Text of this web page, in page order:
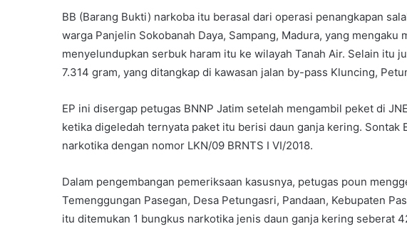
BB (Barang Bukti) narkoba itu berasal dari operasi penangkapan
warga Panjelin Sokobanah Daya, Sampang, Madura, yang mengaku
menyelundupkan serbuk haram itu ke wilayah Tanah Air. Selain itu
7.314 gram, yang ditangkap di kawasan jalan by-pass Kluncing,
EP ini disergap petugas BNNP Jatim setelah mengambil peket di
ketika digeledah ternyata paket itu berisi daun ganja kering. Sontak
narkotika dengan nomor LKN/09 BRNTS I VI/2018.
Dalam pengembangan pemeriksaan kasusnya, petugas poun
Temenggungan Pasegan, Desa Petungasri, Pandaan, Kebupaten
itu ditemukan 1 bungkus narkotika jenis daun ganja kering seberat